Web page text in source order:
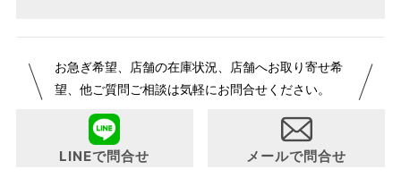
が変更になりました。パターンオーダーは、お客様のお声か
らよりお召しになりやすい寸法に変更いたしました。変更点
について詳細をお知りになりたい方はお問い合わせくださ
お急ぎ希望、店舗の在庫状況、店舗へお取り寄せ希
望、他ご質問ご相談は気軽にお問合せください。
LINEで問合せ メールで問合せ